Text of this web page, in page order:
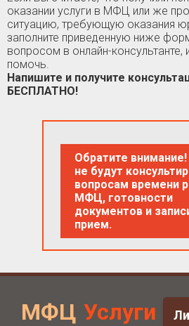
оказании услуги в МФЦ или же
ситуацию, требующую оказания
заполните приведенную ниже
вопросом в онлайн-
помочь.
Напишите и получите
БЕСПЛАТНО!
Обратите
не будут
вопросам времени
МФЦ, готовности
документов и
прием.
МФЦ Услуги